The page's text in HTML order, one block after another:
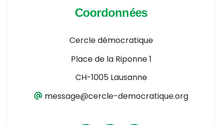
Coordonnées
Cercle démocratique
Place de la Riponne 1
CH-1005 Lausanne
message@cercle-democratique.org